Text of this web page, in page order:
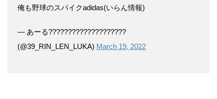
俺も野球のスパイクadidas(いらん情報)
— あーる????????????????????
(@39_RIN_LEN_LUKA) March 19, 2022